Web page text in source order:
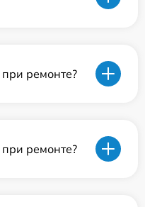
ремонте?
ремонте?